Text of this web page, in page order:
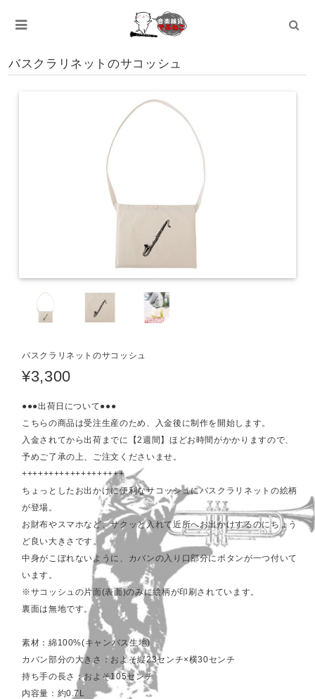
バスクラリネットのサコッシュ
バスクラリネットのサコッシュ
¥3,300
●●●出荷日について●●●
こちらの商品は受注生産のため、入金後に制作を開始します。
入金されてから出荷までに【2週間】ほどお時間がかかりますので、
予めご了承の上、ご注文くださいませ。
+++++++++++++++++++
ちょっとしたお出かけに便利なサコッシュにバスクラリネットの絵柄
が登場。
お財布やスマホなど、サクッと入れて近所へお出かけするのにちょう
ど良い大きさです。
中身がこぼれないように、カバンの入り口部分にボタンが一つ付いて
います。
※サコッシュの片面(表面)のみに絵柄が印刷されています。
裏面は無地です。
素材：綿100%(キャンバス生地)
カバン部分の大きさ：およそ縦23センチ×横30センチ
持ち手の長さ：およそ105センチ
内容量：約0.7L